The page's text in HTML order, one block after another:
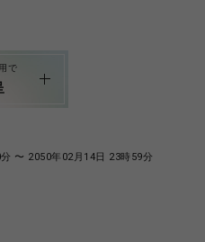
で
〜 2050年02月14日 23時59分